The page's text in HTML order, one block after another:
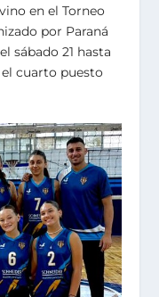
en el Torneo
por Paraná
sábado 21 hasta
cuarto puesto